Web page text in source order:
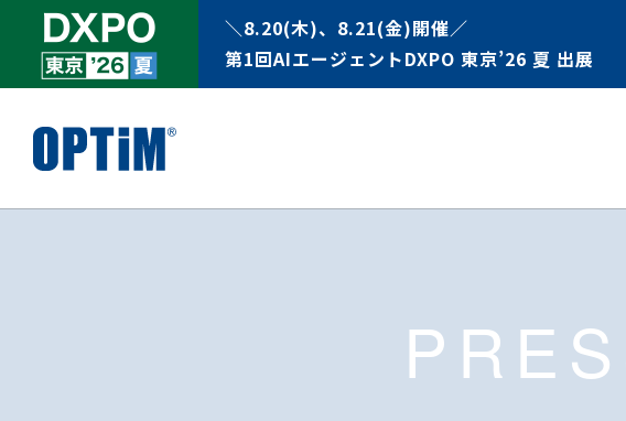
＼8.20(木)、8.21(金)開催／
第1回AIエージェントDXPO 東京’26 夏 出展